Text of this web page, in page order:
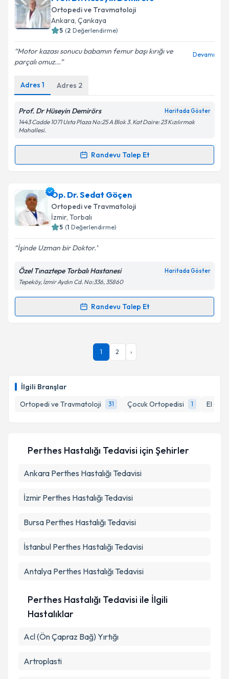
İlgili Branşlar
Ortopedi ve Travmatoloji
31 Çocuk Ortopedisi 1 El
Takvim Talebini Gönder
talebi oluşturun. Size bu uzmandan randevu almanız
için bir takvim hazırlandığında e-posta ile
bilgilendireceğiz.
E-posta Adresiniz
Kişisel verilerimin işlenmesine ilişkinAydınlatma
Metni'ni okudum ve kişisel verilerimin belirtilen
kapsamda işlenmesini kabul ediyorum.
Takvim Talebini Gönder
Ortopedi ve Travmatoloji
Ankara, Çankaya
5 (2 Değerlendirme)
Motor kazası sonucu babamın femur başı kırığı ve
parçalı omuz...
Devamı
Adres 1 Adres 2
Prof. Dr Hüseyin Demirörs Haritada Göster
1443 Cadde 1071 Usta Plaza No:25 A Blok 3. Kat Daire: 23 Kızılırmak
Mahallesi.
Randevu Talep Et
Randevu Takvimi Talebi
Prof. Dr. Hüseyin Demirörsiçin randevu takvimi
talebi oluşturun. Size bu uzmandan randevu almanız
için bir takvim hazırlandığında e-posta ile
bilgilendireceğiz.
E-posta Adresiniz
Kişisel verilerimin işlenmesine ilişkinAydınlatma
'ni okudum ve kişisel verilerimin belirtilen
kapsamda işlenmesini kabul ediyorum.
Takvim Talebini Gönder
Op. Dr. Sedat Göçen
Ortopedi ve Travmatoloji
İzmir, Torbalı
5 (1 Değerlendirme)
İşinde Uzman bir Doktor.
Özel Tınaztepe Torbalı Hastanesi Haritada Göster
Tepeköy, İzmir Aydın Cd. No:336, 35860
Randevu Talep Et
Randevu Takvimi Talebi
Op. Dr. Sedat Göçeniçin randevu takvimi talebi
oluşturun. Size bu uzmandan randevu almanız için bir
E-posta Adresiniz
Metni 'ni okudum ve kişisel verilerimin belirtilen
kapsamda işlenmesini kabul ediyorum.
1 2 ›
Perthes Hastalığı Tedavisi için Şehirler
Ankara Perthes Hastalığı Tedavisi
İzmir Perthes Hastalığı Tedavisi
Bursa Perthes Hastalığı Tedavisi
İstanbul Perthes Hastalığı Tedavisi
Antalya Perthes Hastalığı Tedavisi
Perthes Hastalığı Tedavisi ile İlgili
Hastalıklar
Acl (Ön Çapraz Bağ) Yırtığı
Artroplasti